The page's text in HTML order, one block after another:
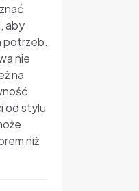
aby
potrzeb.
nie
na
od stylu
niż